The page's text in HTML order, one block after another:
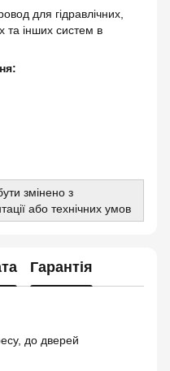
для гідравлічних,
та інших систем в
змінено з
або технічних умов
Гарантія
до дверей